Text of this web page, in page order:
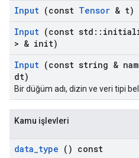
Input (const Tensor & t)
Input (const std ::
> & init)
Input (const string &
dt)
Bir düğüm adı, dizin ve veri tipi
Kamu işlevleri
data_type () const